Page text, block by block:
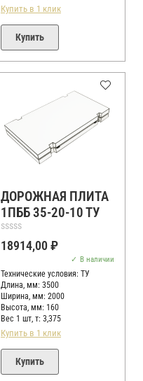
Купить в 1 клик
Купить
ДОРОЖНАЯ ПЛИТА
1ПББ 35-20-10 ТУ
Оценка
0
18914,00₽
В наличии
Технические условия: ТУ
Длина, мм: 3500
Ширина, мм: 2000
Высота, мм: 160
Вес 1 шт, т: 3,375
Купить в 1 клик
Купить